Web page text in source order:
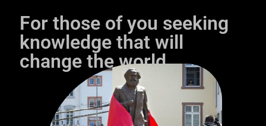
For those of you seeking
knowledge that will
change the world